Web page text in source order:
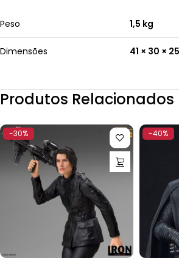
Peso 1,5 kg
Dimensões 41 × 30 ×
Produtos Relacionados
-30% -40%